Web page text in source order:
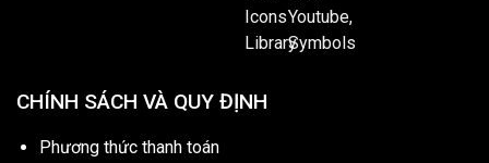
CHÍNH SÁCH VÀ QUY ĐỊNH
Phương thức thanh toán